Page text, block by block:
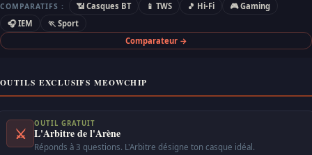
COMPARATIFS : 📶 Casques BT 📱 TWS 🎵 Hi-Fi
🎮 Gaming
🎧 IEM
🏃 Sport
Comparateur →
OUTILS EXCLUSIFS MEOWCHIP
⚔
OUTIL GRATUIT
L'Arbitre de l'Arène
Réponds à 3 questions. L'Arbitre désigne ton casque idéal.